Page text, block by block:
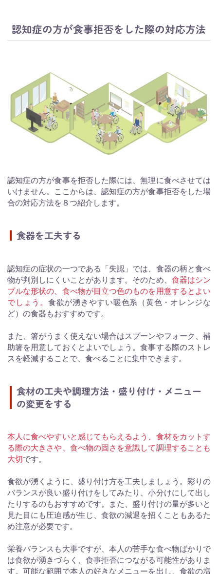
認知症の方が食事拒否をした際の対応方法
認知症の方が食事を拒否した際には、無理に食べさせては
いけません。ここからは、認知症の方が食事拒否をした場
合の対応方法を８つ紹介します。
食器を工夫する
認知症の症状の一つである「失認」では、食器の柄と食べ
物が判別しにくいことがあります。そのため、 食器はシン
プルな形状の、食べ物が目立つ色のものを用意するとよい
でしょう。 食欲が湧きやすい暖色系（黄色・オレンジな
ど）の食器もおすすめです。
また、箸がうまく使えない場合はスプーンやフォーク、補
助箸を用意しておくとよいでしょう。食事する際のストレ
スを軽減することで、食べることに集中できます。
食材の工夫や調理方法・盛り付け・メニュー
の変更をする
本人に食べやすいと感じてもらえるよう、食材をカットす
る際の大きさや、食べ物の固さを意識して調理することも
大切です。
食欲が湧くように、盛り付け方を工夫しましょう。彩りの
バランスが良い盛り付けをしてみたり、小分けにして出し
たりするのもおすすめです。また、盛り付けの量が多いと
見た目にも圧迫感が生じ、食欲の減退を招くこともあるた
め注意が必要です。
栄養バランスも大事ですが、本人の苦手な食べ物ばかりで
は食欲が湧きづらく、食事拒否につながる可能性がありま
す。可能な範囲で本人の好きなメニューを出し、食欲の増